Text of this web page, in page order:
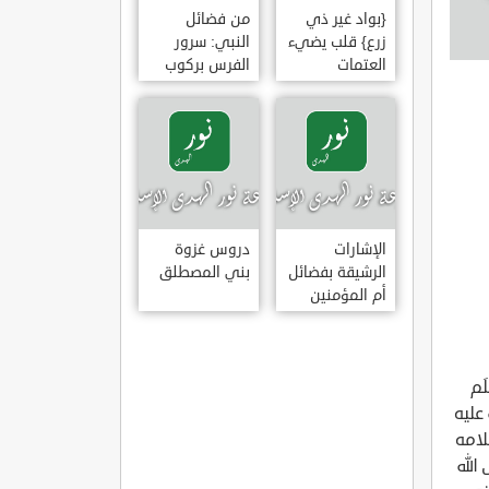
عُرِج به - صلى الله عليه وسلم - إلى سِدرةِ المنتهى، وفُرِضت عليه الصلواتُ خمسين صلاة، فراجَع النبيُّ - صلى الله عليه وسلم - ربَّه؛ كما نصحه بذلك موسى عليه السلام، فجعَلها الله - عز وجل - خمسَ صلواتٍ بأجر خمسين صلاة. وإليك تفاصيلَ هذه الرحلة المبارَكة الثابتة بالكتاب والسنة. قال - تعالى -: ? سُبْحَانَ الَّذِي أَسْرَى بِعَبْدِهِ لَيْلًا مِنَ الْمَسْجِدِ الْحَرَامِ إِلَى الْمَسْجِدِ الْأَقْصَى الَّذِي بَارَكْنَا حَوْلَهُ لِنُرِيَهُ مِنْ آيَاتِنَا إِنَّهُ هُوَ السَّمِيعُ الْبَصِيرُ ? [الإسراء: 1]، ? وَالنَّجْمِ إِذَا هَوَى * مَا ضَلَّ صَاحِبُكُمْ وَمَا غَوَى * وَمَا يَنْطِقُ عَنِ الْهَوَى * إِنْ هُوَ إِلَّا وَحْيٌ يُوحَى * عَلَّمَهُ شَدِيدُ الْقُوَى * ذُو مِرَّةٍ فَاسْتَوَى * وَهُوَ بِالْأُفُقِ الْأَعْلَى * ثُمَّ دَنَا فَتَدَلَّى * فَكَانَ قَابَ قَوْسَيْنِ أَوْ أَدْنَى * فَأَوْحَى إِلَى عَبْدِهِ مَا أَوْحَى * مَا كَذَبَ الْفُؤَادُ مَا رَأَى * أَفَتُمَارُونَهُ عَلَى مَا يَرَى * وَلَقَدْ رَآهُ نَزْلَةً أُخْرَى * عِنْدَ سِدْرَةِ الْمُنْتَهَى * عِنْدَهَا جَنَّةُ الْمَأْوَى * إِذْ يَغْشَى السِّدْرَةَ مَا يَغْشَى * مَا زَاغَ الْبَصَرُ وَمَا طَغَى * لَقَدْ رَأَى مِنْ آيَاتِ رَبِّهِ الْكُبْرَى ? [النجم: 1 - 18]. وقال - صلى الله عليه وسلم
{بواد غير ذي
زرع} قلب يضيء
العتمات
من فضائل
النبي: سرور
الفرس بركوب
النبي وخضوع
البراق له
الإشارات
الرشيقة بفضائل
أم المؤمنين
عائشة الصديقة
دروس غزوة
بني المصطلق